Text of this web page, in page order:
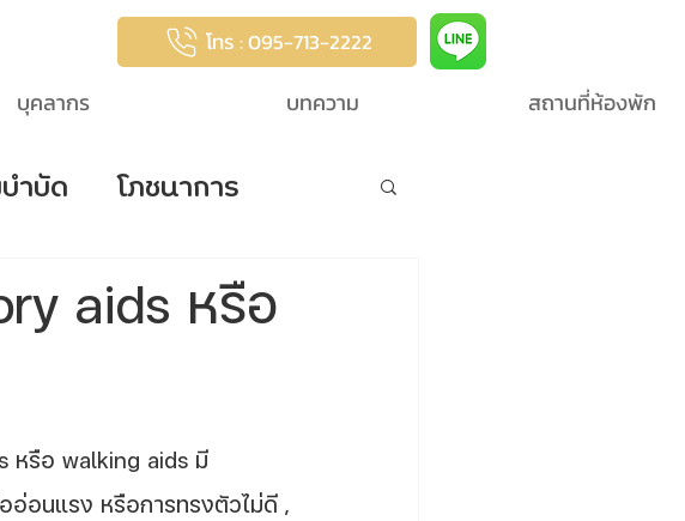
โทร : 095-713-2222
บุคลากร บทความ สถานที่ห้องพัก
ำบัด โภชนาการ
โรคไต
aids หรือ
หรือ walking aids มี
อ่อนแรง หรือการทรงตัวไม่ดี ,